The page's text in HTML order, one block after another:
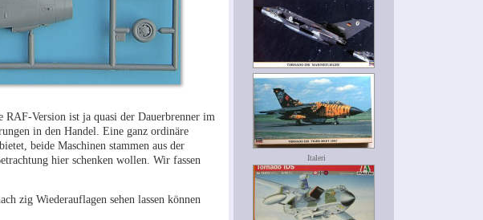
RAF-Version ist ja quasi der Dauerbrenner im
in den Handel. Eine ganz ordinäre
beide Maschinen stammen aus der
hier schenken wollen. Wir fassen
zig Wiederauflagen sehen lassen können
Italeri